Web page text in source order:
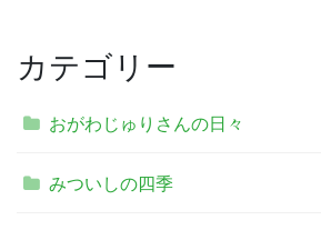
カテゴリー
おがわじゅりさんの日々
みついしの四季